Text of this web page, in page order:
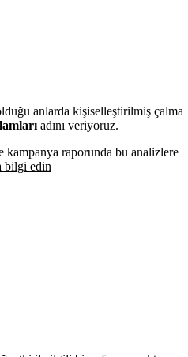
anlarda kişiselleştirilmiş çalma
adını veriyoruz.
kampanya raporunda bu analizlere
bilgi edin